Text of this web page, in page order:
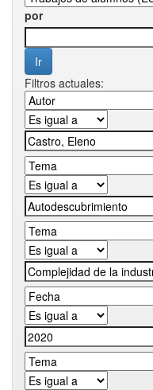
por
Filtros actuales: